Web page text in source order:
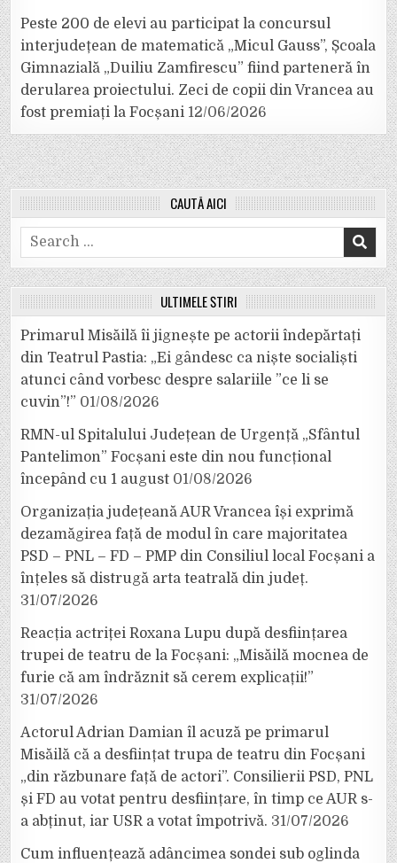
Peste 200 de elevi au participat la concursul
interjudețean de matematică „Micul Gauss”, Școala
Gimnazială „Duiliu Zamfirescu” fiind parteneră în
derularea proiectului. Zeci de copii din Vrancea au
fost premiați la Focșani 12/06/2026
CAUTĂ AICI
Search
for:
ULTIMELE ȘTIRI
Primarul Misăilă îi jignește pe actorii îndepărtați
din Teatrul Pastia: „Ei gândesc ca niște socialiști
atunci când vorbesc despre salariile ”ce li se
cuvin”!” 01/08/2026
RMN-ul Spitalului Județean de Urgență „Sfântul
Pantelimon” Focșani este din nou funcțional
începând cu 1 august 01/08/2026
Organizația județeană AUR Vrancea își exprimă
dezamăgirea față de modul în care majoritatea
PSD – PNL – FD – PMP din Consiliul local Focșani a
înțeles să distrugă arta teatrală din județ.
31/07/2026
Reacția actriței Roxana Lupu după desființarea
trupei de teatru de la Focșani: „Misăilă mocnea de
furie că am îndrăznit să cerem explicații!”
31/07/2026
Actorul Adrian Damian îl acuză pe primarul
Misăilă că a desființat trupa de teatru din Focșani
„din răzbunare față de actori”. Consilierii PSD, PNL
și FD au votat pentru desființare, în timp ce AUR s-
a abținut, iar USR a votat împotrivă. 31/07/2026
Cum influențează adâncimea sondei sub oglinda